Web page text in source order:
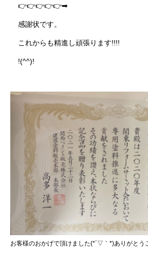
👉👉👉👉👉➡
感謝状です。
これからも精進し頑張ります!!!!
!(^^)!
お客様のおかげで頂けました(*´▽｀*)ありがとう